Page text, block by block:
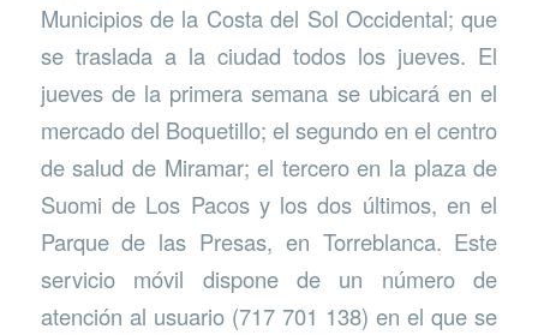
Municipios de la Costa del Sol Occidental; que
se traslada a la ciudad todos los jueves. El
jueves de la primera semana se ubicará en el
mercado del Boquetillo; el segundo en el centro
de salud de Miramar; el tercero en la plaza de
Suomi de Los Pacos y los dos últimos, en el
Parque de las Presas, en Torreblanca. Este
servicio móvil dispone de un número de
atención al usuario (717 701 138) en el que se